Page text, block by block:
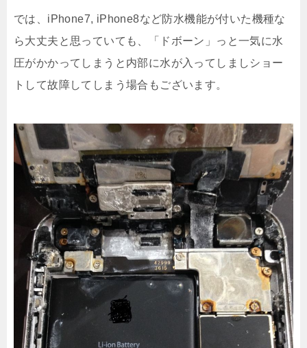
では、iPhone7, iPhone8など防水機能が付いた機種な
ら大丈夫と思っていても、「ドボーン」っと一気に水
圧がかかってしまうと内部に水が入ってしましショー
トして故障してしまう場合もございます。